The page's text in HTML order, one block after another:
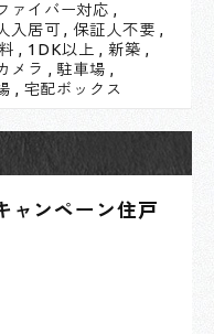
ァイバー対応 ,
入居可 ,保証人不要 ,
, 1DK以上 , 新築 ,
メラ , 駐車場 ,
, 宅配ボックス
ャンペーン住戸